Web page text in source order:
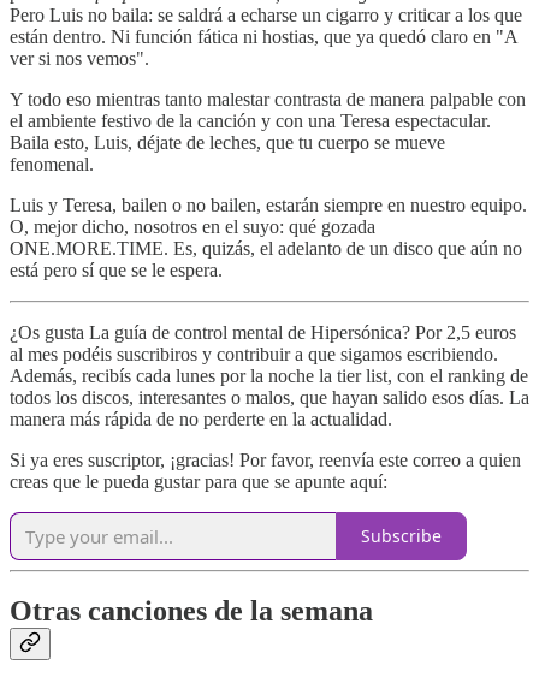
Pero Luis no baila: se saldrá a echarse un cigarro y criticar a los que
están dentro. Ni función fática ni hostias, que ya quedó claro en "A
ver si nos vemos".
Y todo eso mientras tanto malestar contrasta de manera palpable con
el ambiente festivo de la canción y con una Teresa espectacular.
Baila esto, Luis, déjate de leches, que tu cuerpo se mueve
fenomenal.
Luis y Teresa, bailen o no bailen, estarán siempre en nuestro equipo.
O, mejor dicho, nosotros en el suyo: qué gozada
ONE.MORE.TIME. Es, quizás, el adelanto de un disco que aún no
está pero sí que se le espera.
¿Os gusta La guía de control mental de Hipersónica? Por 2,5 euros
al mes podéis suscribiros y contribuir a que sigamos escribiendo.
Además, recibís cada lunes por la noche la tier list, con el ranking de
todos los discos, interesantes o malos, que hayan salido esos días. La
manera más rápida de no perderte en la actualidad.
Si ya eres suscriptor, ¡gracias! Por favor, reenvía este correo a quien
creas que le pueda gustar para que se apunte aquí:
Subscribe
Otras canciones de la semana